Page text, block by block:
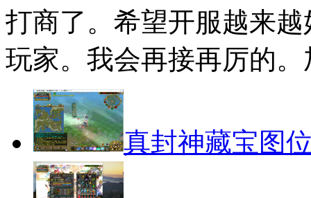
打商了。希望开服越来
玩家。我会再接再厉的。
真封神藏宝图